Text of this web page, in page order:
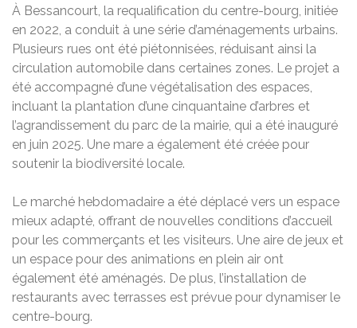
À Bessancourt, la requalification du centre-bourg, initiée
en 2022, a conduit à une série d’aménagements urbains.
Plusieurs rues ont été piétonnisées, réduisant ainsi la
circulation automobile dans certaines zones. Le projet a
été accompagné d’une végétalisation des espaces,
incluant la plantation d’une cinquantaine d’arbres et
l’agrandissement du parc de la mairie, qui a été inauguré
en juin 2025. Une mare a également été créée pour
soutenir la biodiversité locale.
Le marché hebdomadaire a été déplacé vers un espace
mieux adapté, offrant de nouvelles conditions d’accueil
pour les commerçants et les visiteurs. Une aire de jeux et
un espace pour des animations en plein air ont
également été aménagés. De plus, l’installation de
restaurants avec terrasses est prévue pour dynamiser le
centre-bourg.